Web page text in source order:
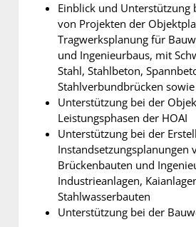
Einblick und Unterstützung
von Projekten der
Tragwerksplanung für
und Ingenieurbaus, mit
Stahl, Stahlbeton,
Stahlverbundbrücken
Unterstützung bei der
Leistungsphasen der HOAI
Unterstützung bei der
Instandsetzungsplanungen
Brückenbauten und
Industrieanlagen,
Stahlwasserbauten
Unterstützung bei der